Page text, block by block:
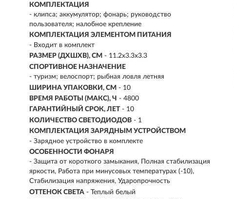
КОМПЛЕКТАЦИЯ
- клипса; аккумулятор; фонарь; руководство
пользователя; налобное крепление
КОМПЛЕКТАЦИЯ ЭЛЕМЕНТОМ ПИТАНИЯ
- Входит в комплект
РАЗМЕР (ДХШХВ), СМ - 11.2х3.3х3.3
СПОРТИВНОЕ НАЗНАЧЕНИЕ
- туризм; велоспорт; рыбная ловля летняя
ШИРИНА УПАКОВКИ, СМ - 10
ВРЕМЯ РАБОТЫ (МАКС), Ч - 4800
ГАРАНТИЙНЫЙ СРОК, ЛЕТ - 10
КОЛИЧЕСТВО СВЕТОДИОДОВ - 1
КОМПЛЕКТАЦИЯ ЗАРЯДНЫМ УСТРОЙСТВОМ
- Зарядное устройство в комплекте
ОСОБЕННОСТИ ФОНАРЯ
- Защита от короткого замыкания, Полная стабилизация
яркости, Работа при минусовых температурах (-10),
Стабилизация напряжения, Ударопрочность
ОТТЕНОК СВЕТА - Теплый белый